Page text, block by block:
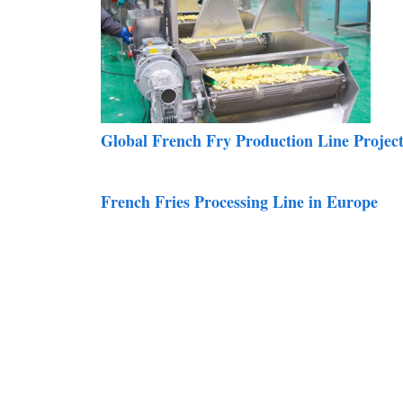
Global French Fry Production Line
French Fries Processing Line in Europe